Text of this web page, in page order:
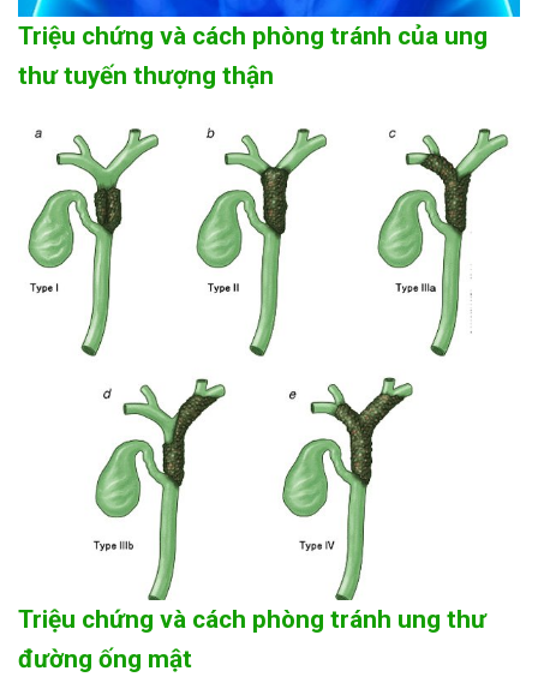
Triệu chứng và cách phòng tránh của ung
thư tuyến thượng thận
Triệu chứng và cách phòng tránh ung thư
đường ống mật